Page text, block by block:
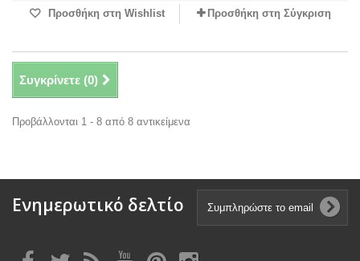
Προσθήκη στη Wishlist Προσθήκη στη Σύγκριση
Συγκρίνετε (0)
Προβάλλονται 1 - 8 από 8 αντικείμενα
Ενημερωτικό δελτίο